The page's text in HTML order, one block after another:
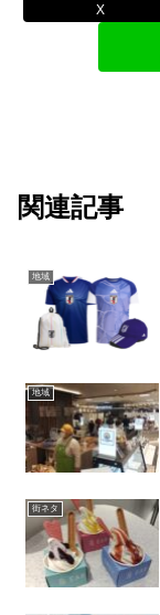
X
関連記事
地域
地域
街ネタ